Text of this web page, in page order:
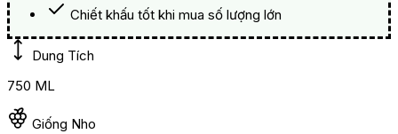
Chiết khấu tốt khi mua số lượng lớn
Dung Tích
750 ML
Giống Nho